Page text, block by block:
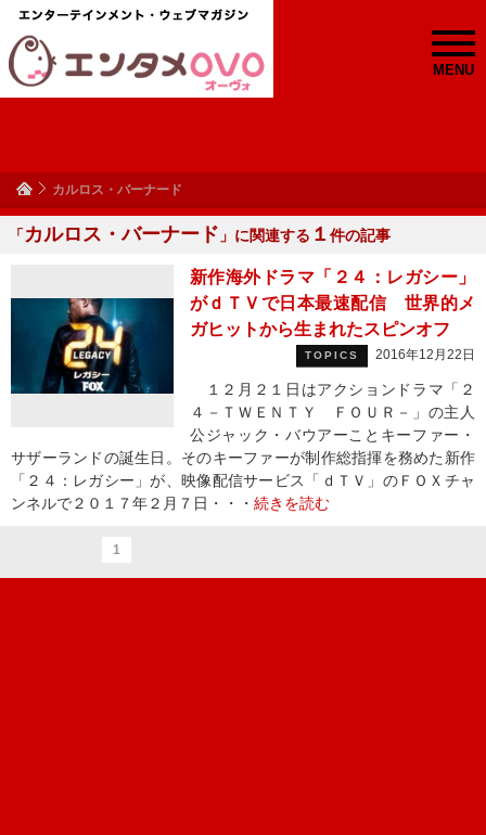
MENU
カルロス・バーナード
「カルロス・バーナード 」に関連する １ 件の記事
新作海外ドラマ「２４：レガシー」
がｄＴＶで日本最速配信 世界的メ
ガヒットから生まれたスピンオフ
TOPICS 2016年12月22日
１２月２１日はアクションドラマ「２
４－ＴＷＥＮＴＹ ＦＯＵＲ－」の主人
公ジャック・バウアーことキーファー・
サザーランドの誕生日。そのキーファーが制作総指揮を務めた新作
「２４：レガシー」が、映像配信サービス「ｄＴＶ」のＦＯＸチャ
ンネルで２０１７年２月７日・・・ 続きを読む
1